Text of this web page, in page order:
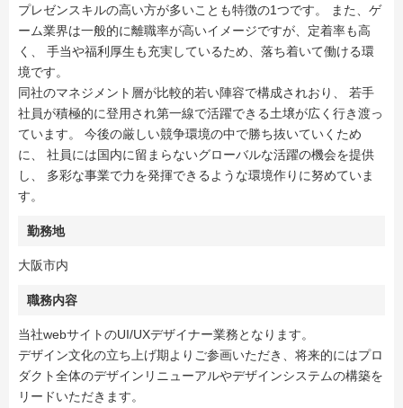
プレゼンスキルの高い方が多いことも特徴の1つです。 また、ゲ
ーム業界は一般的に離職率が高いイメージですが、定着率も高
く、 手当や福利厚生も充実しているため、落ち着いて働ける環
境です。
同社のマネジメント層が比較的若い陣容で構成されおり、 若手
社員が積極的に登用され第一線で活躍できる土壌が広く行き渡っ
ています。 今後の厳しい競争環境の中で勝ち抜いていくため
に、 社員には国内に留まらないグローバルな活躍の機会を提供
し、 多彩な事業で力を発揮できるような環境作りに努めていま
す。
勤務地
大阪市内
職務内容
当社webサイトのUI/UXデザイナー業務となります。
デザイン文化の立ち上げ期よりご参画いただき、将来的にはプロ
ダクト全体のデザインリニューアルやデザインシステムの構築を
リードいただきます。